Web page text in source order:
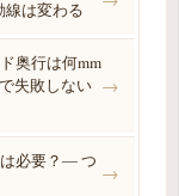
は変わる
奥行は何mm
失敗しない →
必要？― つ
→